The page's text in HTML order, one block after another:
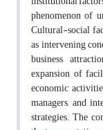
phenomenon of
Cultural-social
as intervening
business
expansion of
economic
managers, and
strategies. The